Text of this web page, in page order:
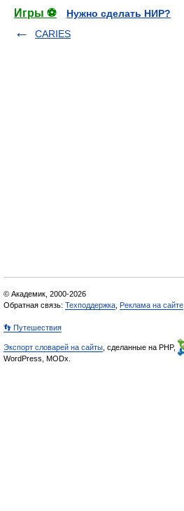
Игры ⚽
Нужно сделать НИР?
CARIES
© Академик, 2000-2026
Обратная связь: Техподдержка, Реклама на сайте
👣 Путешествия
Экспорт словарей на сайты, сделанные на PHP,
WordPress, MODx.